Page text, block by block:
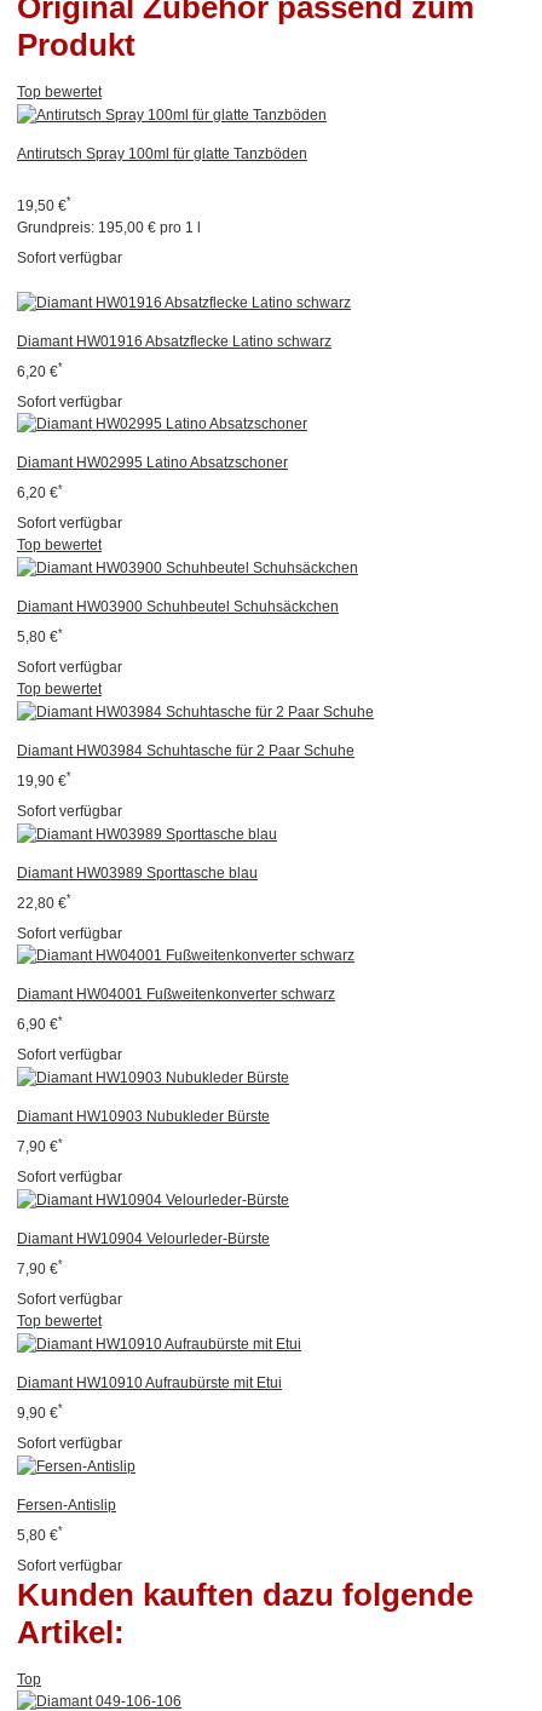
Original Zubehör passend zum
Produkt
Top bewertet
Antirutsch Spray 100ml für glatte Tanzböden
19,50 €*
Grundpreis: 195,00 € pro 1 l
Sofort verfügbar
Diamant HW01916 Absatzflecke Latino schwarz
6,20 €*
Sofort verfügbar
Diamant HW02995 Latino Absatzschoner
6,20 €*
Sofort verfügbar
Top bewertet
Diamant HW03900 Schuhbeutel Schuhsäckchen
5,80 €*
Sofort verfügbar
Top bewertet
Diamant HW03984 Schuhtasche für 2 Paar Schuhe
19,90 €*
Sofort verfügbar
Diamant HW03989 Sporttasche blau
22,80 €*
Sofort verfügbar
Diamant HW04001 Fußweitenkonverter schwarz
6,90 €*
Sofort verfügbar
Diamant HW10903 Nubukleder Bürste
7,90 €*
Sofort verfügbar
Diamant HW10904 Velourleder-Bürste
7,90 €*
Sofort verfügbar
Top bewertet
Diamant HW10910 Aufraubürste mit Etui
9,90 €*
Sofort verfügbar
Fersen-Antislip
5,80 €*
Sofort verfügbar
Kunden kauften dazu folgende
Artikel:
Top